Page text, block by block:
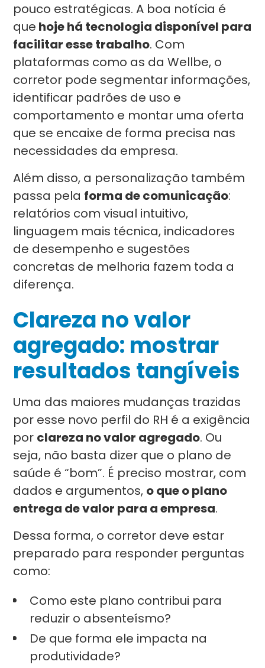
pouco estratégicas. A boa notícia é
que hoje há tecnologia disponível para
facilitar esse trabalho. Com
plataformas como as da Wellbe, o
corretor pode segmentar informações,
identificar padrões de uso e
comportamento e montar uma oferta
que se encaixe de forma precisa nas
necessidades da empresa.
Além disso, a personalização também
passa pela forma de comunicação:
relatórios com visual intuitivo,
linguagem mais técnica, indicadores
de desempenho e sugestões
concretas de melhoria fazem toda a
diferença.
Clareza no valor
agregado: mostrar
resultados tangíveis
Uma das maiores mudanças trazidas
por esse novo perfil do RH é a exigência
por clareza no valor agregado. Ou
seja, não basta dizer que o plano de
saúde é “bom”. É preciso mostrar, com
dados e argumentos, o que o plano
entrega de valor para a empresa.
Dessa forma, o corretor deve estar
preparado para responder perguntas
como:
Como este plano contribui para
reduzir o absenteísmo?
De que forma ele impacta na
produtividade?